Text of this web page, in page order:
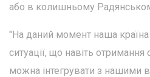
або в колишньому
"На даний момент наша країна
ситуації, що навіть отримання
можна інтегрувати з нашими